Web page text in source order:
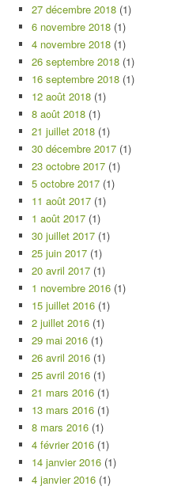
27 décembre 2018 (1)
6 novembre 2018 (1)
4 novembre 2018 (1)
26 septembre 2018 (1)
16 septembre 2018 (1)
12 août 2018 (1)
8 août 2018 (1)
21 juillet 2018 (1)
30 décembre 2017 (1)
23 octobre 2017 (1)
5 octobre 2017 (1)
11 août 2017 (1)
1 août 2017 (1)
30 juillet 2017 (1)
25 juin 2017 (1)
20 avril 2017 (1)
1 novembre 2016 (1)
15 juillet 2016 (1)
2 juillet 2016 (1)
29 mai 2016 (1)
26 avril 2016 (1)
25 avril 2016 (1)
21 mars 2016 (1)
13 mars 2016 (1)
8 mars 2016 (1)
4 février 2016 (1)
14 janvier 2016 (1)
4 janvier 2016 (1)